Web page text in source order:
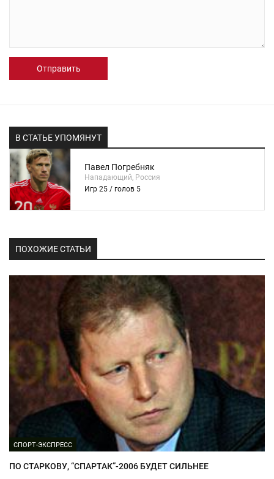
Отправить
В СТАТЬЕ УПОМЯНУТ
Павел Погребняк
Нападающий, Россия
Игр 25 / голов 5
ПОХОЖИЕ СТАТЬИ
СПОРТ-ЭКСПРЕСС
ПО СТАРКОВУ, “СПАРТАК”-2006 БУДЕТ СИЛЬНЕЕ